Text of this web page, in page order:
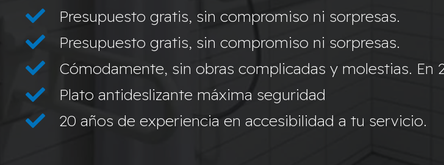
Presupuesto gratis, sin compromiso ni sorpresas.
Presupuesto gratis, sin compromiso ni sorpresas.
Cómodamente, sin obras complicadas y molestias. En
Plato antideslizante máxima seguridad
20 años de experiencia en accesibilidad a tu servicio.